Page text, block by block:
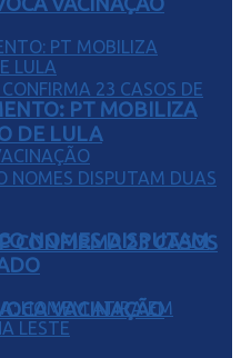
CONFIRMA 23 CASOS
VACINAÇÃO
PT MOBILIZA
DE LULA
NOMES DISPUTAM